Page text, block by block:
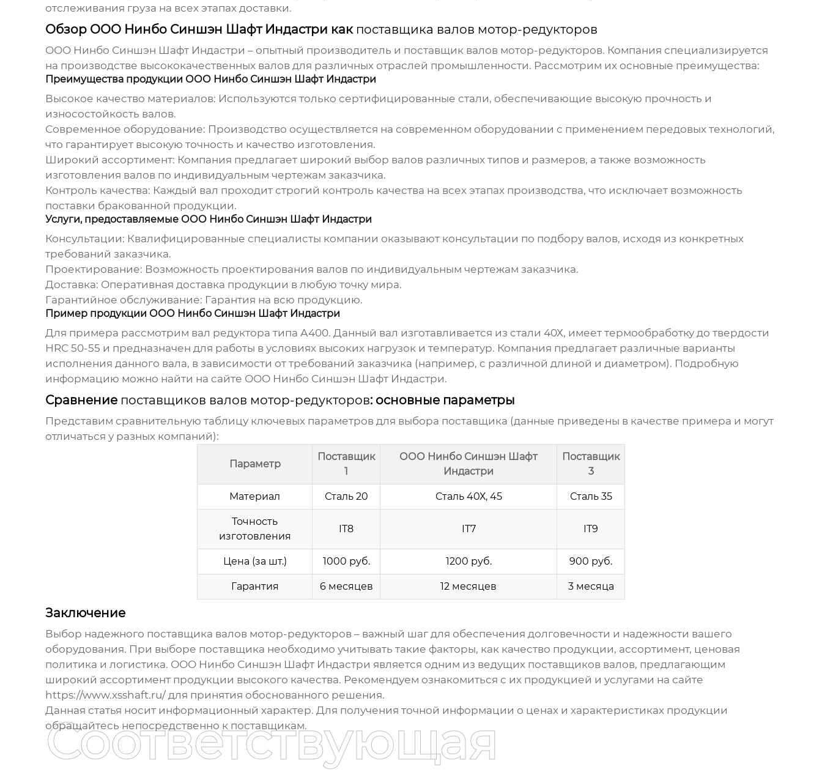
отслеживания груза на всех этапах доставки.
Обзор ООО Нинбо Синшэн Шафт Индастри как поставщика валов мотор-редукторов
ООО Нинбо Синшэн Шафт Индастри – опытный производитель и поставщик валов мотор-редукторов. Компания специализируется
на производстве высококачественных валов для различных отраслей промышленности. Рассмотрим их основные преимущества:
Преимущества продукции ООО Нинбо Синшэн Шафт Индастри
Высокое качество материалов: Используются только сертифицированные стали, обеспечивающие высокую прочность и
износостойкость валов.
Современное оборудование: Производство осуществляется на современном оборудовании с применением передовых технологий,
что гарантирует высокую точность и качество изготовления.
Широкий ассортимент: Компания предлагает широкий выбор валов различных типов и размеров, а также возможность
изготовления валов по индивидуальным чертежам заказчика.
Контроль качества: Каждый вал проходит строгий контроль качества на всех этапах производства, что исключает возможность
поставки бракованной продукции.
Услуги, предоставляемые ООО Нинбо Синшэн Шафт Индастри
Консультации: Квалифицированные специалисты компании оказывают консультации по подбору валов, исходя из конкретных
требований заказчика.
Проектирование: Возможность проектирования валов по индивидуальным чертежам заказчика.
Доставка: Оперативная доставка продукции в любую точку мира.
Гарантийное обслуживание: Гарантия на всю продукцию.
Пример продукции ООО Нинбо Синшэн Шафт Индастри
Для примера рассмотрим вал редуктора типа А400. Данный вал изготавливается из стали 40Х, имеет термообработку до твердости
HRC 50-55 и предназначен для работы в условиях высоких нагрузок и температур. Компания предлагает различные варианты
исполнения данного вала, в зависимости от требований заказчика (например, с различной длиной и диаметром). Подробную
информацию можно найти на сайте ООО Нинбо Синшэн Шафт Индастри.
Сравнение поставщиков валов мотор-редукторов: основные параметры
Представим сравнительную таблицу ключевых параметров для выбора поставщика (данные приведены в качестве примера и могут
отличаться у разных компаний):
Параметр
Поставщик
1
ООО Нинбо Синшэн Шафт
Индастри
Поставщик
3
Материал Сталь 20 Сталь 40Х, 45 Сталь 35
Точность
изготовления
IT8 IT7 IT9
Цена (за шт.) 1000 руб. 1200 руб. 900 руб.
Гарантия 6 месяцев 12 месяцев 3 месяца
Заключение
Выбор надежного поставщика валов мотор-редукторов– важный шаг для обеспечения долговечности и надежности вашего
оборудования. При выборе поставщика необходимо учитывать такие факторы, как качество продукции, ассортимент, ценовая
политика и логистика. ООО Нинбо Синшэн Шафт Индастри является одним из ведущих поставщиков валов, предлагающим
широкий ассортимент продукции высокого качества. Рекомендуем ознакомиться с их продукцией и услугами на сайте
https://www.xsshaft.ru/для принятия обоснованного решения.
Данная статья носит информационный характер. Для получения точной информации о ценах и характеристиках продукции
обращайтесь непосредственно к поставщикам.
Соответствующая